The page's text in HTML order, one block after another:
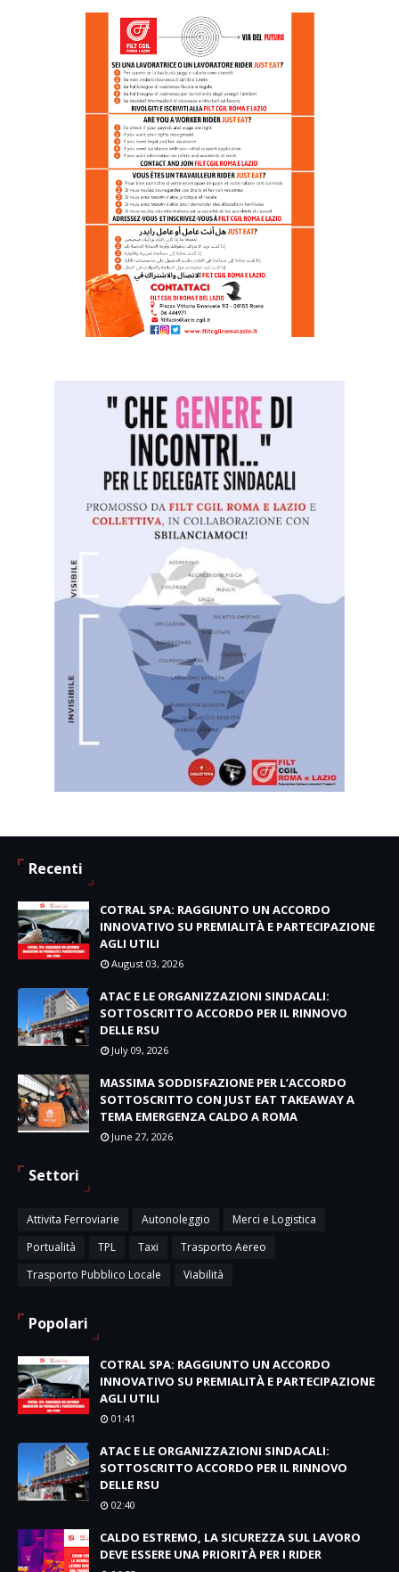
Recenti
COTRAL SPA: RAGGIUNTO UN ACCORDO
INNOVATIVO SU PREMIALITÀ E PARTECIPAZIONE
AGLI UTILI
August 03, 2026
ATAC E LE ORGANIZZAZIONI SINDACALI:
SOTTOSCRITTO ACCORDO PER IL RINNOVO
DELLE RSU
July 09, 2026
MASSIMA SODDISFAZIONE PER L’ACCORDO
SOTTOSCRITTO CON JUST EAT TAKEAWAY A
TEMA EMERGENZA CALDO A ROMA
June 27, 2026
Settori
Attivita Ferroviarie Autonoleggio
Merci e Logistica
Portualità
TPL Taxi
Trasporto Aereo
Trasporto Pubblico Locale
Viabilità
Popolari
COTRAL SPA: RAGGIUNTO UN ACCORDO
INNOVATIVO SU PREMIALITÀ E PARTECIPAZIONE
AGLI UTILI
01:41
ATAC E LE ORGANIZZAZIONI SINDACALI:
SOTTOSCRITTO ACCORDO PER IL RINNOVO
DELLE RSU
02:40
CALDO ESTREMO, LA SICUREZZA SUL LAVORO
DEVE ESSERE UNA PRIORITÀ PER I RIDER